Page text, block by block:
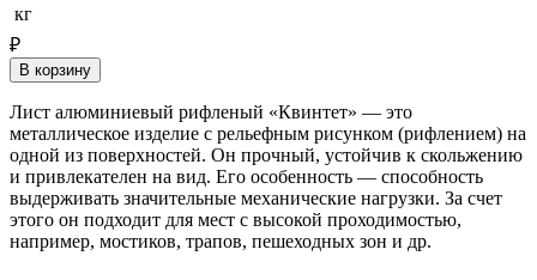
кг
₽
В корзину
Лист алюминиевый рифленый «Квинтет» — это
металлическое изделие с рельефным рисунком (рифлением) на
одной из поверхностей. Он прочный, устойчив к скольжению
и привлекателен на вид. Его особенность — способность
выдерживать значительные механические нагрузки. За счет
этого он подходит для мест с высокой проходимостью,
например, мостиков, трапов, пешеходных зон и др.